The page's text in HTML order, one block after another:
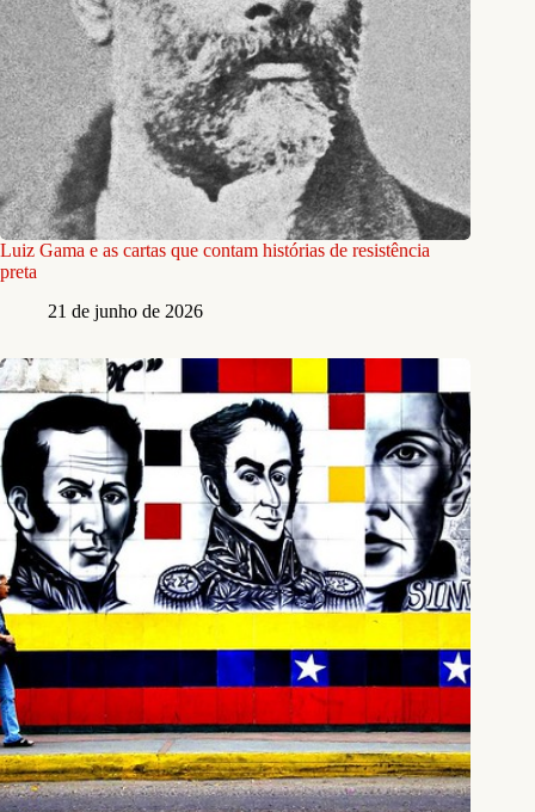
Luiz Gama e as cartas que contam histórias de resistência
preta
21 de junho de 2026